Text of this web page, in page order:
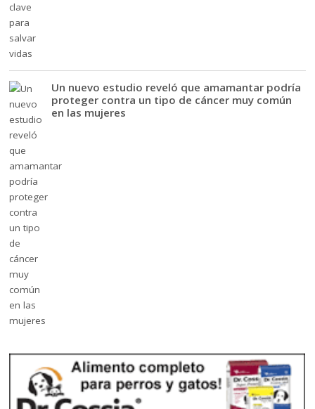
Un nuevo estudio reveló que amamantar podría
proteger contra un tipo de cáncer muy común
en las mujeres